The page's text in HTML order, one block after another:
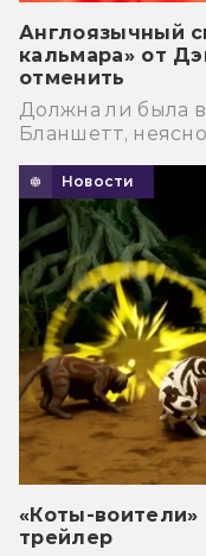
Англоязычный
кальмара» от
отменить
Должна ли была
Бланшетт,
Новости
«Коты-воители»
трейлер